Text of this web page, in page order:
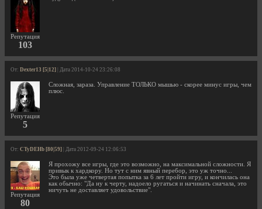
Репутация
103
От: Dexter13 [5|12] | Дата 2014-10-24 23:26:08
Репутация
5
Сложная, зараза. Управление ТОЛЬКО мышью - скорее минус игры, чем
плюс.
От: CTyDEHb [80|59] | Дата 2012-09-24 12:06:53
Репутация
80
Я прохожу все игры, где это возможно, на максимальной сложности. Я
привык к хардкору. Но тут с ним явный перебор, это уж точно...
Это была уже четвертая попытка за 6 лет пройти игру, и кончилась она
как обычно: "Да ну к черту, надоело ругаться и начинать сначала, это
ничуть не доставляет удовольствие".